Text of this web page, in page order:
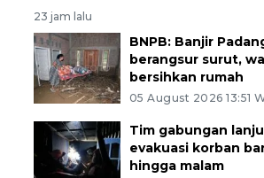
23 jam lalu
BNPB: Banjir
berangsur surut,
bersihkan rumah
05 August 2026 13:51
Tim gabungan
evakuasi korban
hingga malam